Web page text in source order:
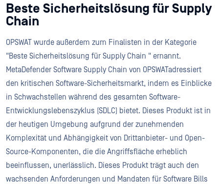
Beste Sicherheitslösung für Supply
Chain
OPSWAT wurde außerdem zum Finalisten in der Kategorie
"Beste Sicherheitslösung für Supply Chain " ernannt.
MetaDefender Software Supply Chain von OPSWATadressiert
den kritischen Software-Sicherheitsmarkt, indem es Einblicke
in Schwachstellen während des gesamten Software-
Entwicklungslebenszyklus (SDLC) bietet. Dieses Produkt ist in
der heutigen Umgebung aufgrund der zunehmenden
Komplexität und Abhängigkeit von Drittanbieter- und Open-
Source-Komponenten, die die Angriffsfläche erheblich
beeinflussen, unerlässlich. Dieses Produkt trägt auch den
wachsenden Anforderungen und Mandaten für Software Bills